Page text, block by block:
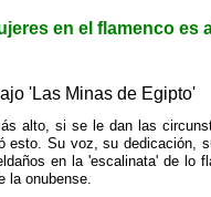
en el flamenco es
'Las Minas de Egipto'
alto, si se le dan las
esto. Su voz, su dedicación,
en la 'escalinata' de lo
la onubense.